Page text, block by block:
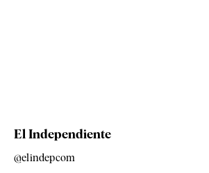
El Independiente
@elindepcom